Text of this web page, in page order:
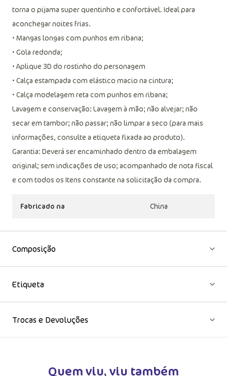
torna o pijama super quentinho e confortável. Ideal para
aconchegar noites frias.
• Mangas longas com punhos em ribana;
• Gola redonda;
• Aplique 3D do rostinho do personagem
• Calça estampada com elástico macio na cintura;
• Calça modelagem reta com punhos em ribana;
Lavagem e conservação: Lavagem à mão; não alvejar; não
secar em tambor; não passar; não limpar a seco (para mais
informações, consulte a etiqueta fixada ao produto).
Garantia: Deverá ser encaminhado dentro da embalagem
original; sem indicações de uso; acompanhado de nota fiscal
e com todos os Itens constante na solicitação da compra.
Fabricado na China
Composição
Etiqueta
Trocas e Devoluções
Quem viu, viu também